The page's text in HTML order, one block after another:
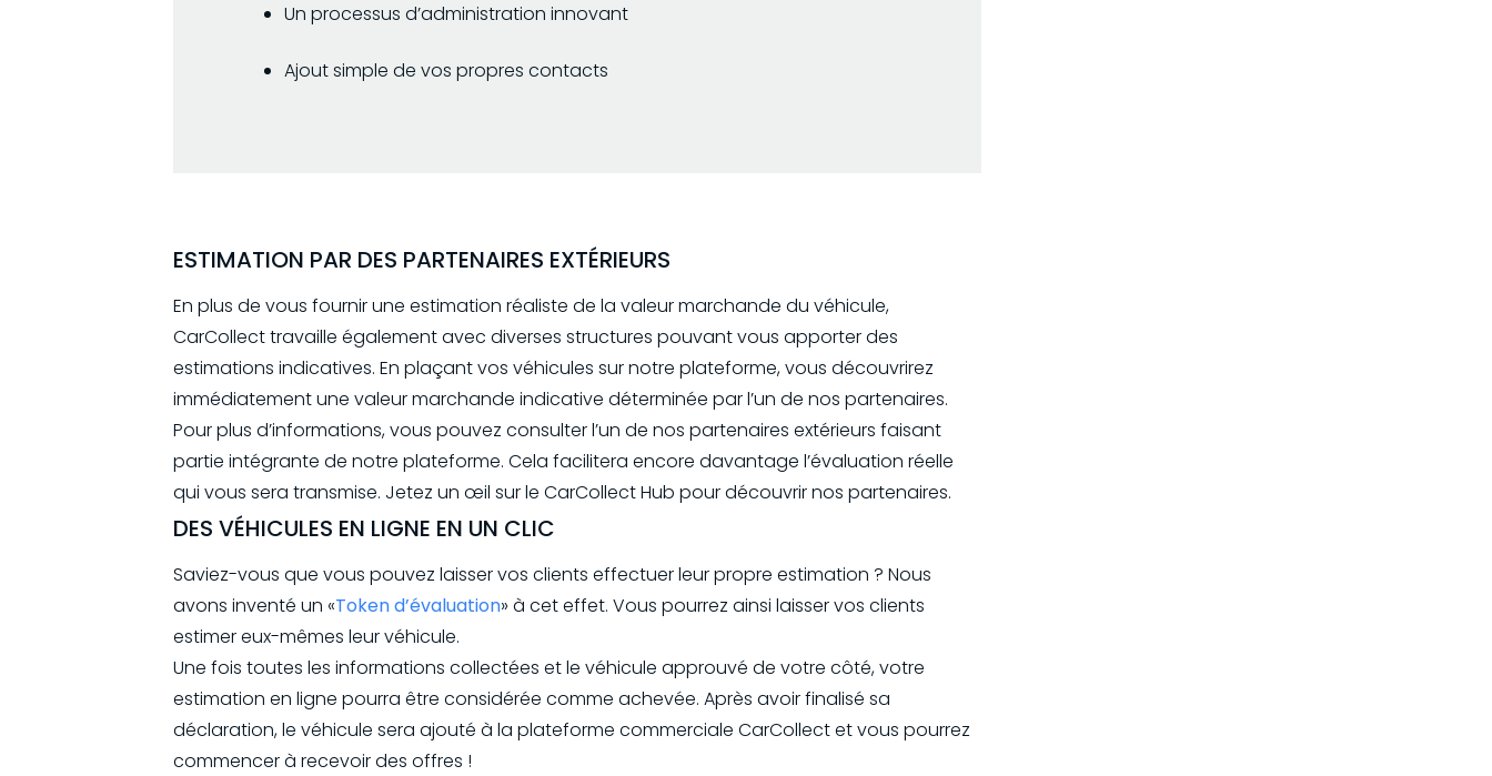
Un processus d’administration innovant
Ajout simple de vos propres contacts
ESTIMATION PAR DES PARTENAIRES EXTÉRIEURS
En plus de vous fournir une estimation réaliste de la valeur marchande du véhicule,
CarCollect travaille également avec diverses structures pouvant vous apporter des
estimations indicatives. En plaçant vos véhicules sur notre plateforme, vous découvrirez
immédiatement une valeur marchande indicative déterminée par l’un de nos partenaires.
Pour plus d’informations, vous pouvez consulter l’un de nos partenaires extérieurs faisant
partie intégrante de notre plateforme. Cela facilitera encore davantage l’évaluation réelle
qui vous sera transmise. Jetez un œil sur le CarCollect Hub pour découvrir nos partenaires.
DES VÉHICULES EN LIGNE EN UN CLIC
Saviez-vous que vous pouvez laisser vos clients effectuer leur propre estimation ? Nous
avons inventé un «Token d’évaluation» à cet effet. Vous pourrez ainsi laisser vos clients
estimer eux-mêmes leur véhicule.
Une fois toutes les informations collectées et le véhicule approuvé de votre côté, votre
estimation en ligne pourra être considérée comme achevée. Après avoir finalisé sa
déclaration, le véhicule sera ajouté à la plateforme commerciale CarCollect et vous pourrez
commencer à recevoir des offres !